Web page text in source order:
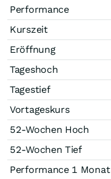
Performance
Kurszeit
Eröffnung
Tageshoch
Tagestief
Vortageskurs
52-Wochen Hoch
52-Wochen Tief
Performance 1 Monat